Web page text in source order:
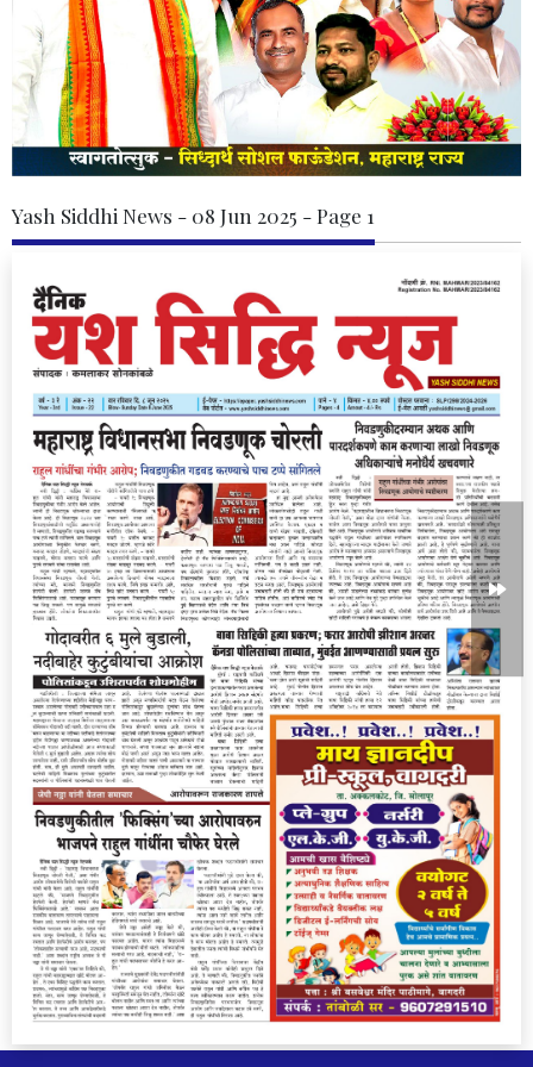
Yash Siddhi News - 08 Jun 2025 - Page 1